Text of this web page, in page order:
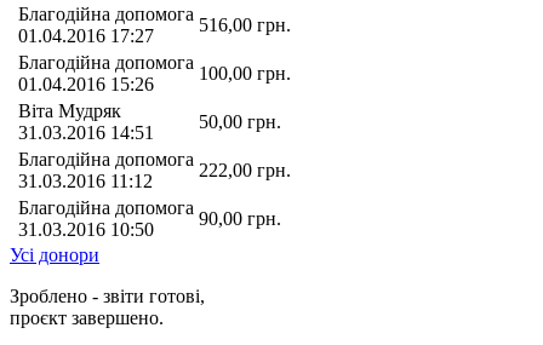
Благодійна допомога
01.04.2016 17:27
516,00 грн.
Благодійна допомога
01.04.2016 15:26
100,00 грн.
Віта Мудряк
31.03.2016 14:51
50,00 грн.
Благодійна допомога
31.03.2016 11:12
222,00 грн.
Благодійна допомога
31.03.2016 10:50
90,00 грн.
Усі донори
Зроблено - звіти готові,
проєкт завершено.